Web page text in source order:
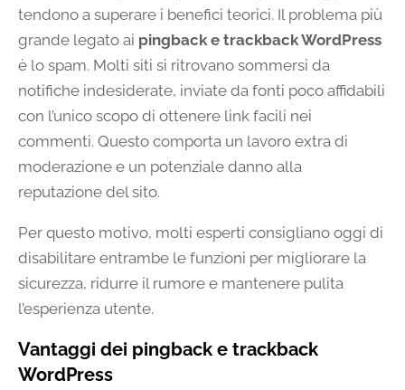
tendono a superare i benefici teorici. Il problema più
grande legato ai pingback e trackback WordPress
è lo spam. Molti siti si ritrovano sommersi da
notifiche indesiderate, inviate da fonti poco affidabili
con l’unico scopo di ottenere link facili nei
commenti. Questo comporta un lavoro extra di
moderazione e un potenziale danno alla
reputazione del sito.
Per questo motivo, molti esperti consigliano oggi di
disabilitare entrambe le funzioni per migliorare la
sicurezza, ridurre il rumore e mantenere pulita
l’esperienza utente.
Vantaggi dei pingback e trackback
WordPress